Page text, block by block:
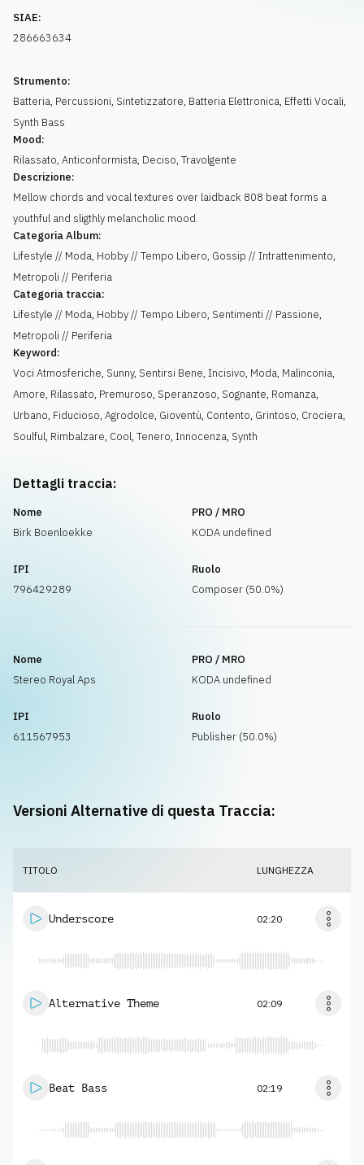
SIAE:
286663634
Strumento:
Batteria, Percussioni, Sintetizzatore, Batteria Elettronica, Effetti Vocali,
Synth Bass
Mood:
Rilassato, Anticonformista, Deciso, Travolgente
Descrizione:
Mellow chords and vocal textures over laidback 808 beat forms a
youthful and sligthly melancholic mood.
Categoria Album:
Lifestyle // Moda, Hobby // Tempo Libero, Gossip // Intrattenimento,
Metropoli // Periferia
Categoria traccia:
Lifestyle // Moda, Hobby // Tempo Libero, Sentimenti // Passione,
Metropoli // Periferia
Keyword:
Voci Atmosferiche, Sunny, Sentirsi Bene, Incisivo, Moda, Malinconia,
Amore, Rilassato, Premuroso, Speranzoso, Sognante, Romanza,
Urbano, Fiducioso, Agrodolce, Gioventù, Contento, Grintoso, Crociera,
Soulful, Rimbalzare, Cool, Tenero, Innocenza, Synth
Dettagli traccia:
Nome
Birk Boenloekke
PRO / MRO
KODA undefined
IPI
796429289
Ruolo
Composer (50.0%)
Nome
Stereo Royal Aps
PRO / MRO
KODA undefined
IPI
611567953
Ruolo
Publisher (50.0%)
Versioni Alternative di questa Traccia:
TITOLO LUNGHEZZA
Underscore 02:20
Alternative Theme 02:09
Beat Bass 02:19